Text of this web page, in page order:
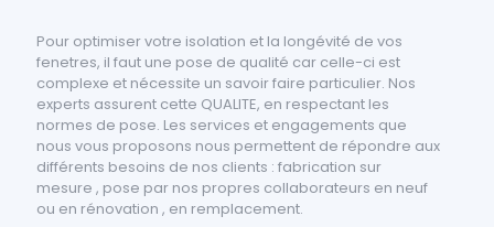
Pour optimiser votre isolation et la longévité de vos
fenetres, il faut une pose de qualité car celle-ci est
complexe et nécessite un savoir faire particulier. Nos
experts assurent cette QUALITE, en respectant les
normes de pose. Les services et engagements que
nous vous proposons nous permettent de répondre aux
différents besoins de nos clients : fabrication sur
mesure , pose par nos propres collaborateurs en neuf
ou en rénovation , en remplacement.